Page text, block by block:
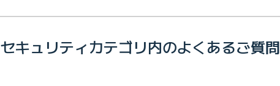
キュリティカテゴリ内のよくあるご質問